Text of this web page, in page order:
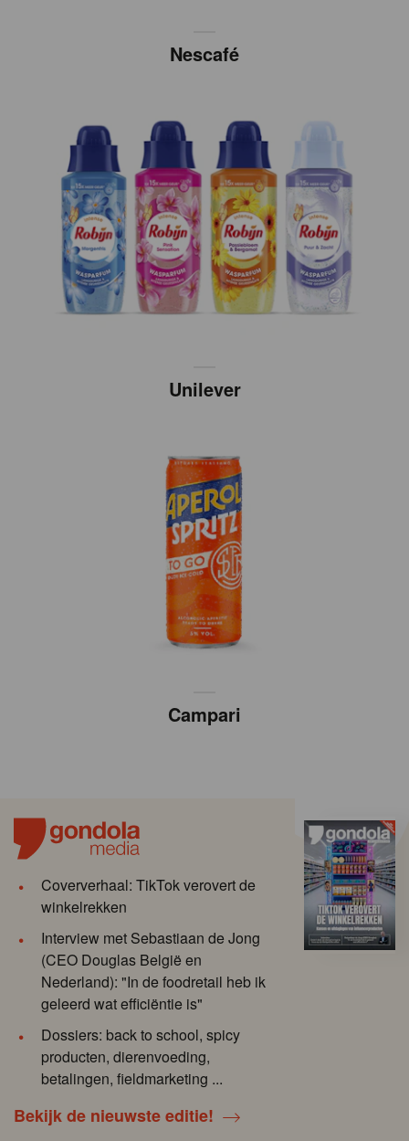
Nescafé
Unilever
Campari
Coververhaal: TikTok verovert de
winkelrekken
Interview met Sebastiaan de Jong
(CEO Douglas België en
Nederland): "In de foodretail heb ik
geleerd wat efficiëntie is"
Dossiers: back to school, spicy
producten, dierenvoeding,
betalingen, fieldmarketing ...
Bekijk de nieuwste editie!